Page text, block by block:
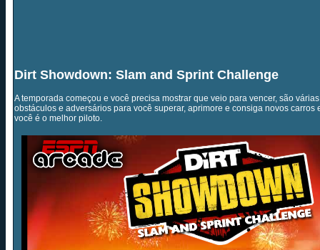
Dirt Showdown: Slam and Sprint Challenge
A temporada começou e você precisa mostrar que veio para vencer, são
obstáculos e adversários para você superar, aprimore e consiga novos carros
você é o melhor piloto.